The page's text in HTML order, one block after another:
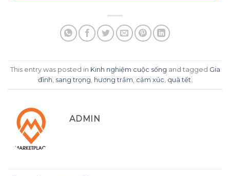
This entry was posted in Kinh nghiệm cuộc sống and tagged Gia
đình sang trọng hương trầm cảm xúc quà tết
ADMIN